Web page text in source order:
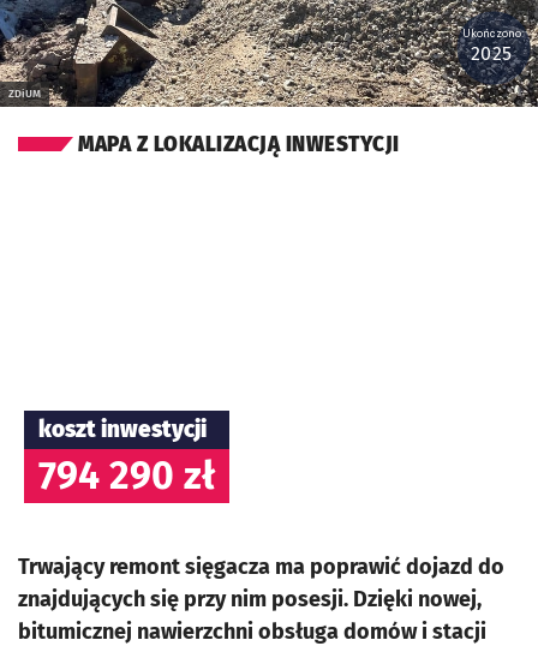
ZDiUM
Ukończono:
2025
MAPA Z LOKALIZACJĄ INWESTYCJI
koszt inwestycji
794 290 zł
Trwający remont sięgacza ma poprawić dojazd do
znajdujących się przy nim posesji. Dzięki nowej,
bitumicznej nawierzchni obsługa domów i stacji